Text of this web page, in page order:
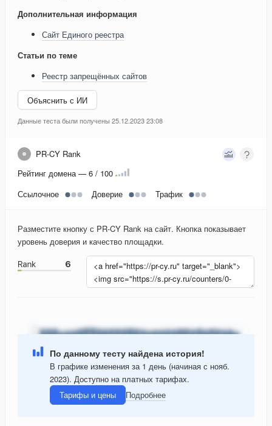
Дополнительная информация
Сайт Единого реестра
Статьи по теме
Реестр запрещённых сайтов
Объяснить с ИИ
Данные теста были получены 25.12.2023 23:08
PR-CY Rank
Рейтинг домена — 6 / 100
Ссылочное
Доверие Трафик
Разместите кнопку с PR-CY Rank на сайт. Кнопка показывает
уровень доверия и качество площадки.
По данному тесту найдена история!
В графике изменения за 1 день (начиная с нояб.
2023). Доступно на платных тарифах.
Тарифы и цены
Подробнее